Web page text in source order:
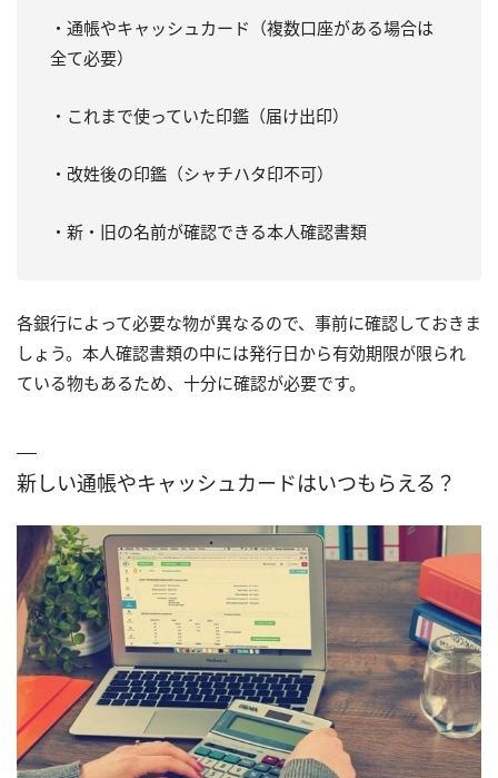
・通帳やキャッシュカード（複数口座がある場合は
全て必要）
・これまで使っていた印鑑（届け出印）
・改姓後の印鑑（シャチハタ印不可）
・新・旧の名前が確認できる本人確認書類
各銀行によって必要な物が異なるので、事前に確認しておきま
しょう。本人確認書類の中には発行日から有効期限が限られ
ている物もあるため、十分に確認が必要です。
新しい通帳やキャッシュカードはいつもらえる？